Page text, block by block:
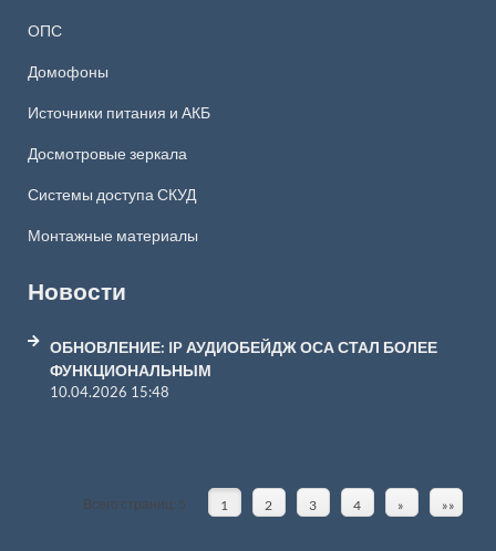
ОПС
Домофоны
Источники питания и АКБ
Досмотровые зеркала
Системы доступа СКУД
Монтажные материалы
Новости
ОБНОВЛЕНИЕ: IP АУДИОБЕЙДЖ ОСА СТАЛ БОЛЕЕ
ФУНКЦИОНАЛЬНЫМ
10.04.2026 15:48
Всего страниц: 5 1 2 3 4 » »»